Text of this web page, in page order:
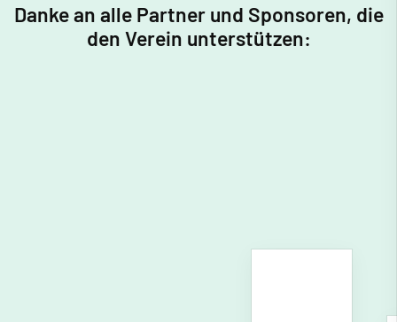
Danke an alle Partner und Sponsoren, die
den Verein unterstützen: